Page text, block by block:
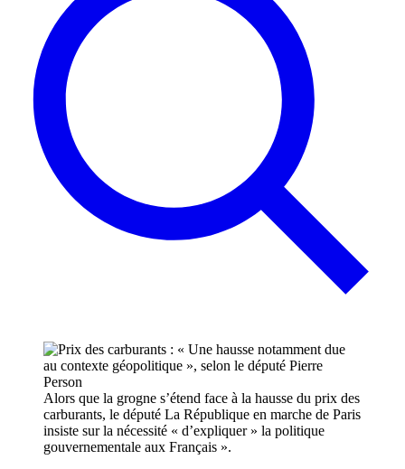
Alors que la grogne s’étend face à la hausse du prix des
carburants, le député La République en marche de Paris
insiste sur la nécessité « d’expliquer » la politique
gouvernementale aux Français ».